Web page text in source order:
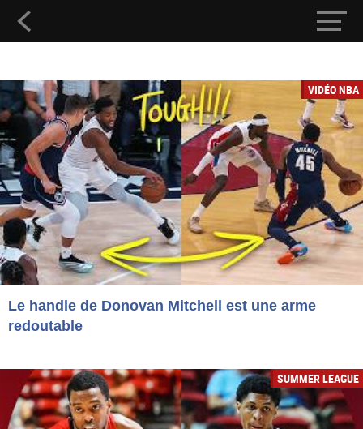
VIDÉO NBA
Le handle de Donovan Mitchell est une arme
redoutable
SUMMER LEAGUE